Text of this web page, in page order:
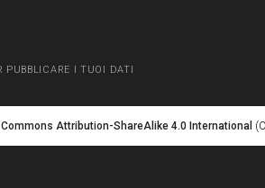
PUBBLICARE I TUOI DATI
Attribution-ShareAlike 4.0 International